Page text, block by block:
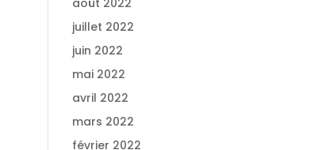
août 2022
juillet 2022
juin 2022
mai 2022
avril 2022
mars 2022
février 2022